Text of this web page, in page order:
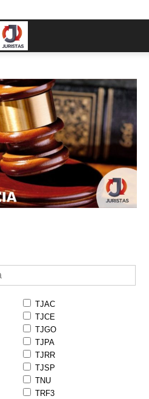
TJAC
TJCE
TJGO
TJPA
TJRR
TJSP
TNU
TRF3